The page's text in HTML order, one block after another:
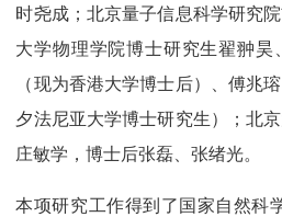
时尧成；北京量子信息科学研究
大学物理学院博士研究生翟翀
（现为香港大学博士后）、傅兆
夕法尼亚大学博士研究生）；北
庄敏学，博士后张磊、张绪光。
本项研究工作得到了国家自然科